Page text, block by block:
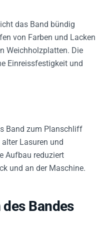
das Band bündig
von Farben und Lacken
Weichholzplatten. Die
Einreissfestigkeit und
Band zum Planschliff
Lasuren und
Aufbau reduziert
und an der Maschine.
Bandes